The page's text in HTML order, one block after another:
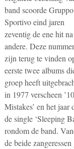
band scoorde Gruppo
Sportivo eind jaren
zeventig de ene hit
andere. Deze
zijn terug te vinden
eerste twee albums
groep heeft
in 1977 verscheen ’10
Mistakes’ en het
de single ‘Sleeping
rondom de band.
de beide